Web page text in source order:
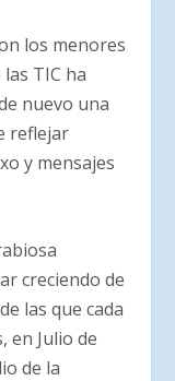
los menores
TIC ha
nuevo una
reflejar
y mensajes
creciendo de
las que cada
en Julio de
de la